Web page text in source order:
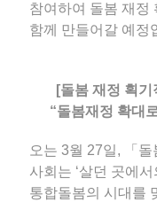
참여하여 돌봄 재정
함께 만들어갈 예정
[돌봄 재정 획
“돌봄재정 확대
오는 3월 27일, 「
사회는 ‘살던 곳에
통합돌봄의 시대를